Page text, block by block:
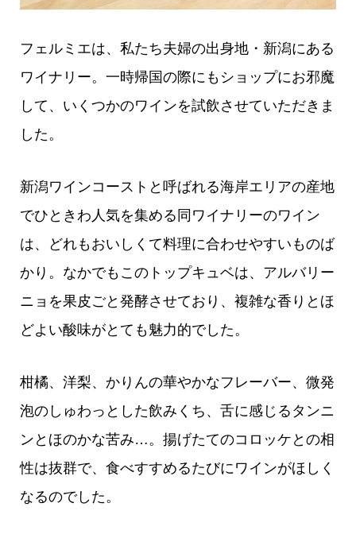
フェルミエは、私たち夫婦の出身地・新潟にある
ワイナリー。一時帰国の際にもショップにお邪魔
して、いくつかのワインを試飲させていただきま
した。
新潟ワインコーストと呼ばれる海岸エリアの産地
でひときわ人気を集める同ワイナリーのワイン
は、どれもおいしくて料理に合わせやすいものば
かり。なかでもこのトップキュベは、アルバリー
ニョを果皮ごと発酵させており、複雑な香りとほ
どよい酸味がとても魅力的でした。
柑橘、洋梨、かりんの華やかなフレーバー、微発
泡のしゅわっとした飲みくち、舌に感じるタンニ
ンとほのかな苦み…。揚げたてのコロッケとの相
性は抜群で、食べすすめるたびにワインがほしく
なるのでした。